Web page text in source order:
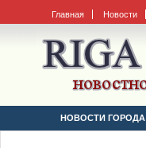
Главная Новости
НОВОСТИ ГОРОДА